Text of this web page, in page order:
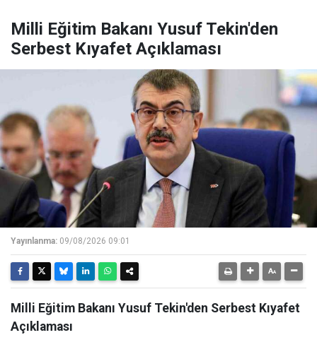
Milli Eğitim Bakanı Yusuf Tekin'den
Serbest Kıyafet Açıklaması
Yayınlanma: 09/08/2026 09:01
Milli Eğitim Bakanı Yusuf Tekin'den Serbest Kıyafet
Açıklaması